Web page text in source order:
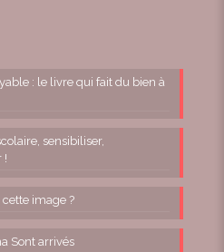
: le livre qui fait du bien à
sensibiliser,
!
cette image ?
Sont arrivés